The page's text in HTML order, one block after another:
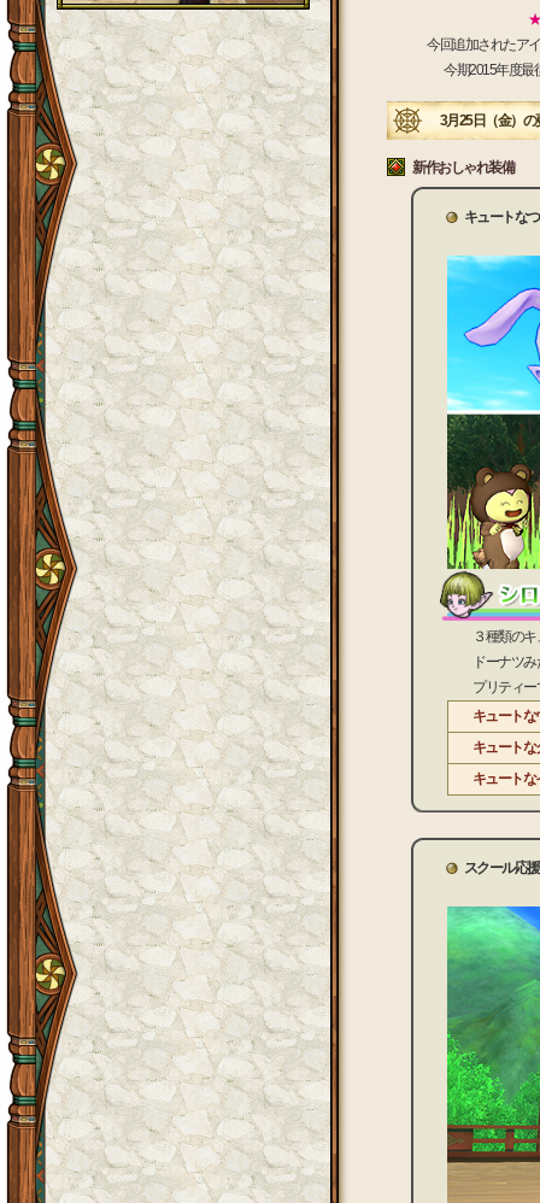
★
今回追加されたア
今期2015年度最
3月25日（金）の
新作おしゃれ装備
キュートな
３種類のキュ
ドーナツみた
プリティーで
キュートな
キュートな
キュートな
スクール応